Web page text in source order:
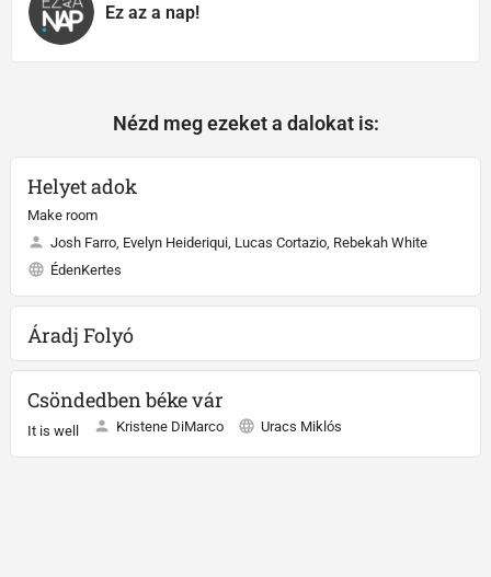
Ez az a nap!
Nézd meg ezeket a dalokat is:
Helyet adok
Make room
Josh Farro, Evelyn Heideriqui, Lucas Cortazio, Rebekah White
ÉdenKertes
Áradj Folyó
Csöndedben béke vár
It is well Kristene DiMarco Uracs Miklós